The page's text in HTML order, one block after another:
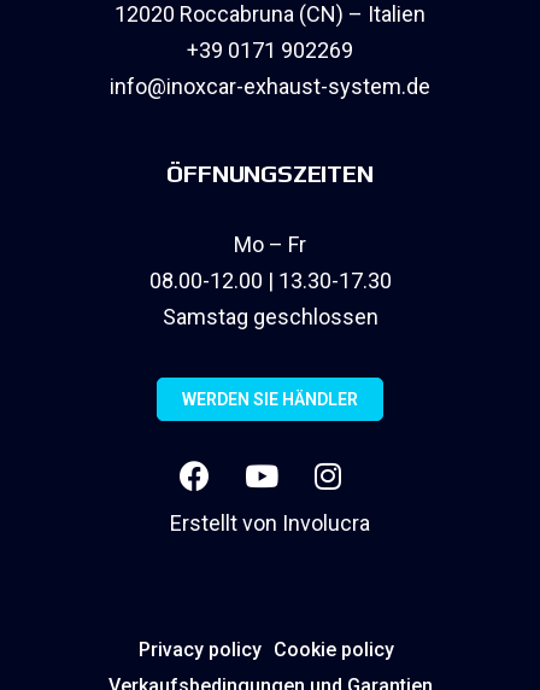
12020 Roccabruna (CN) – Italien
+39 0171 902269
info@inoxcar-exhaust-system.de
ÖFFNUNGSZEITEN
Mo – Fr
08.00-12.00 | 13.30-17.30
Samstag geschlossen
WERDEN SIE HÄNDLER
Erstellt von Involucra
Privacy policy Cookie policy